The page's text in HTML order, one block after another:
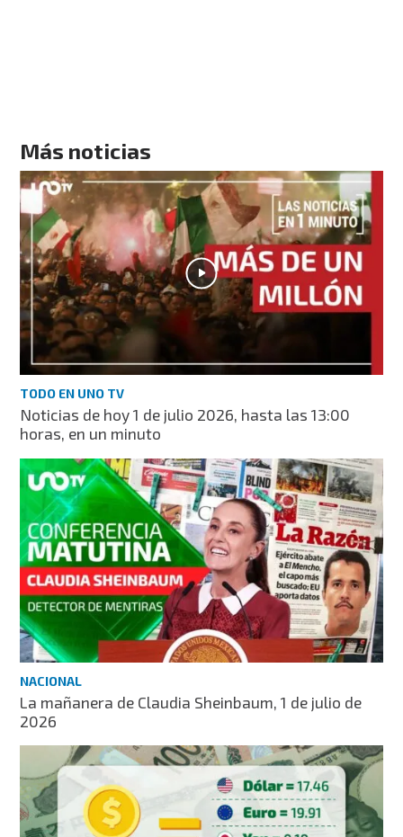
Más noticias
TODO EN UNO TV
Noticias de hoy 1 de julio 2026, hasta las 13:00
horas, en un minuto
NACIONAL
La mañanera de Claudia Sheinbaum, 1 de julio de
2026